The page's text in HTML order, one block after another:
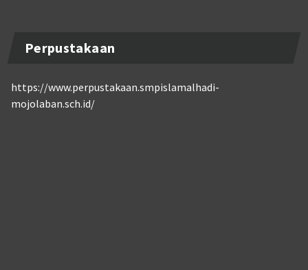
Perpustakaan
https://www.perpustakaan.smpislamalhadi-
mojolaban.sch.id/